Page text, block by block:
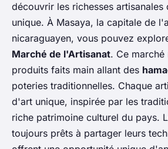
découvrir les richesses artisanales
unique. À Masaya, la capitale de
nicaraguayen, vous pouvez
Marché de l'Artisanat. Ce
produits faits main allant des
poteries traditionnelles. Chaque
d'art unique, inspirée par les
riche patrimoine culturel du pays.
toujours prêts à partager leurs